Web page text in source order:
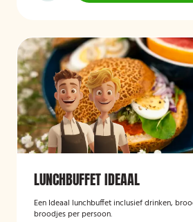
LUNCHBUFFET IDEAAL
Een Ideaal lunchbuffet inclusief drinken,
broodjes per persoon.